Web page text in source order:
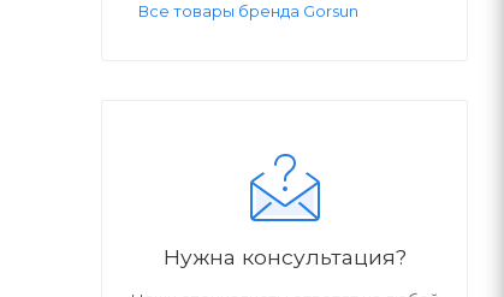
Все товары бренда Gorsun
Нужна консультация?